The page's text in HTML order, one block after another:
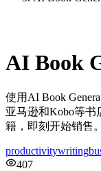
AI Book
使用AI Book
亚马逊和Kobo等
籍，即刻开始销售。
productivitywriting
407